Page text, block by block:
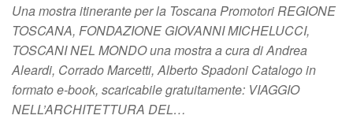
Una mostra itinerante per la Toscana Promotori REGIONE
TOSCANA, FONDAZIONE GIOVANNI MICHELUCCI,
TOSCANI NEL MONDO una mostra a cura di Andrea
Aleardi, Corrado Marcetti, Alberto Spadoni Catalogo in
formato e-book, scaricabile gratuitamente: VIAGGIO
NELL’ARCHITETTURA DEL…